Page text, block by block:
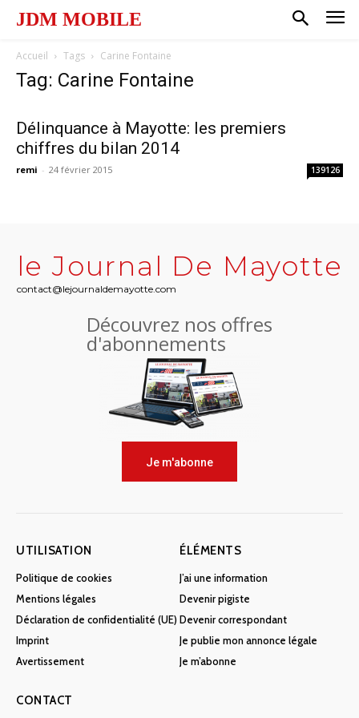
JDM MOBILE
Accueil Tags Carine Fontaine
Tag: Carine Fontaine
Délinquance à Mayotte: les premiers
chiffres du bilan 2014
remi - 24 février 2015 139126
le Journal De Mayotte
contact@lejournaldemayotte.com
Découvrez nos offres
d'abonnements
Je m'abonne
UTILISATION
Politique de cookies
Mentions légales
Déclaration de confidentialité (UE)
Imprint
Avertissement
ÉLÉMENTS
J’ai une information
Devenir pigiste
Devenir correspondant
Je publie mon annonce légale
Je m’abonne
CONTACT